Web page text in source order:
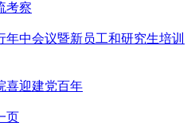
考察
中会议暨新员工和研究生培训
喜迎建党百年
页